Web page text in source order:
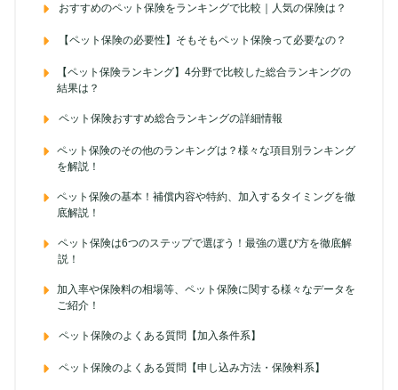
おすすめのペット保険をランキングで比較｜人気の保険は？
【ペット保険の必要性】そもそもペット保険って必要なの？
【ペット保険ランキング】4分野で比較した総合ランキングの
結果は？
ペット保険おすすめ総合ランキングの詳細情報
ペット保険のその他のランキングは？様々な項目別ランキング
を解説！
ペット保険の基本！補償内容や特約、加入するタイミングを徹
底解説！
ペット保険は6つのステップで選ぼう！最強の選び方を徹底解
説！
加入率や保険料の相場等、ペット保険に関する様々なデータを
ご紹介！
ペット保険のよくある質問【加入条件系】
ペット保険のよくある質問【申し込み方法・保険料系】